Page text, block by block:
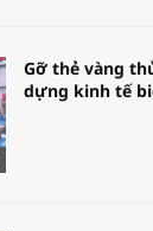
Gỡ thẻ vàng
dựng kinh tế